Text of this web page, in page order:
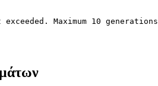
exceeded. Maximum 10